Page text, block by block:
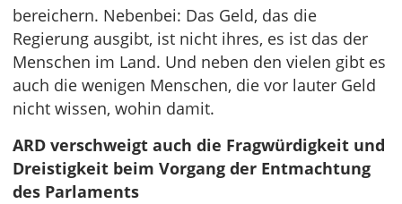
bereichern. Nebenbei: Das Geld, das die
Regierung ausgibt, ist nicht ihres, es ist das der
Menschen im Land. Und neben den vielen gibt es
auch die wenigen Menschen, die vor lauter Geld
nicht wissen, wohin damit.
ARD verschweigt auch die Fragwürdigkeit und
Dreistigkeit beim Vorgang der Entmachtung
des Parlaments